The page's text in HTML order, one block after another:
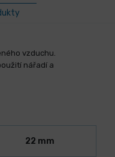
vzduchu.
nářadí a
22 mm